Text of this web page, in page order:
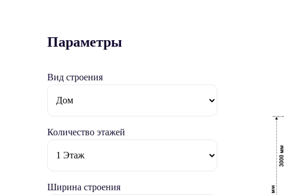
Параметры
Вид строения
Количество этажей
Ширина строения